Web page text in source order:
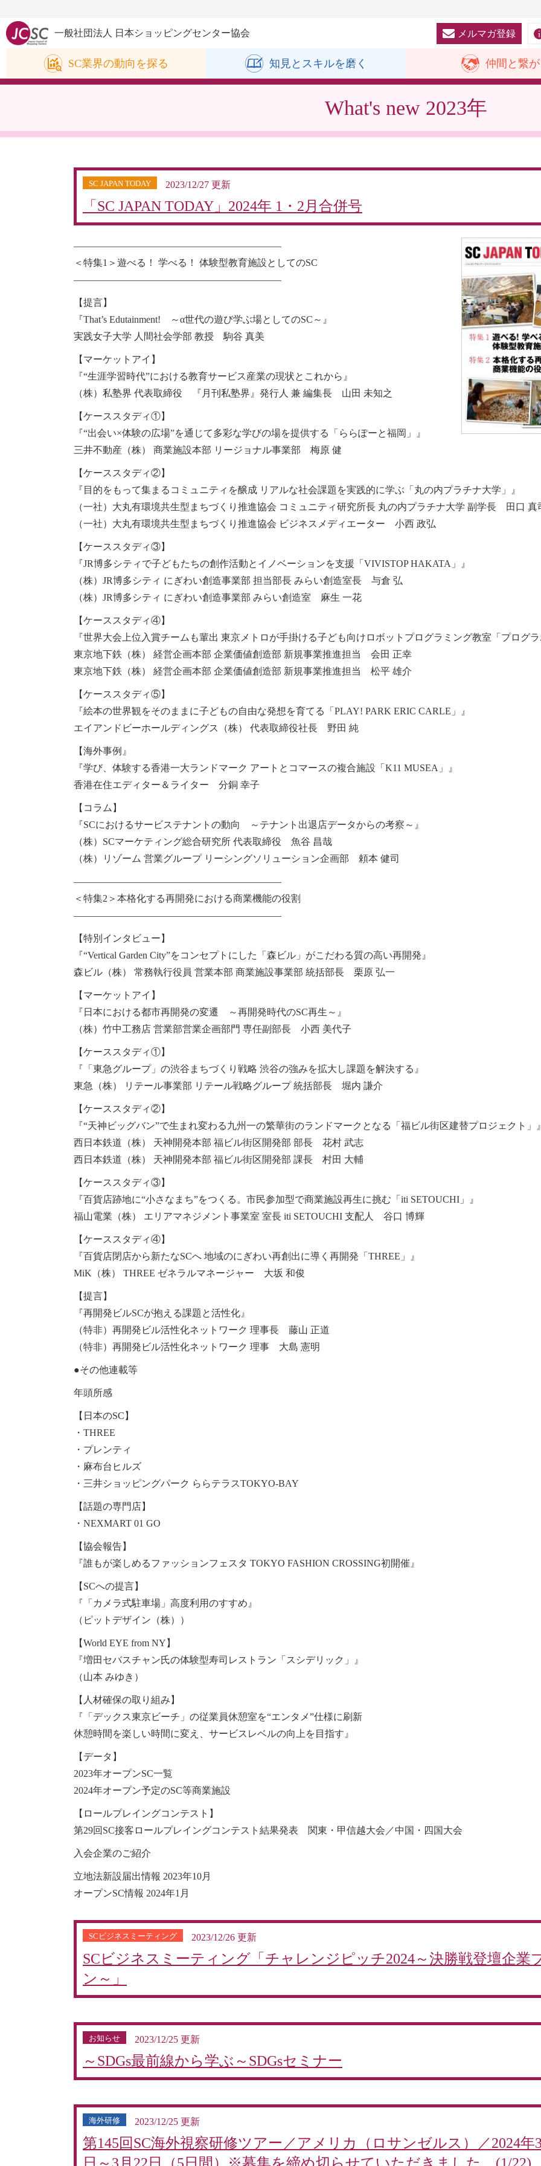
一般社団法人 日本ショッピングセンター協会 メルマガ登録
SC業界の動向を探る 知見と スキルを磨く 仲間と 繋
What's new 2023年
SC JAPAN TODAY 2023/12/27 更新
「SC JAPAN TODAY」2024年 1・2月合併号
—————————————————————–
＜特集1＞遊べる！ 学べる！ 体験型教育施設としてのSC
—————————————————————–
【提言】
『That’s Edutainment! ～α世代の遊び学ぶ場としてのSC～』
実践女子大学 人間社会学部 教授 駒谷 真美
【マーケットアイ】
『“生涯学習時代”における教育サービス産業の現状とこれから』
（株）私塾界 代表取締役 『月刊私塾界』発行人 兼 編集長 山田 未知之
【ケーススタディ①】
『“出会い×体験の広場”を通じて多彩な学びの場を提供する「ららぽーと福岡」』
三井不動産（株） 商業施設本部 リージョナル事業部 梅原 健
【ケーススタディ②】
『目的をもって集まるコミュニティを醸成 リアルな社会課題を実践的に学ぶ「丸の内プラチナ大学」』
（一社）大丸有環境共生型まちづくり推進協会 コミュニティ研究所長 丸の内プラチナ大学 副学長 田口 真
（一社）大丸有環境共生型まちづくり推進協会 ビジネスメディエーター 小西 政弘
【ケーススタディ③】
『JR博多シティで子どもたちの創作活動とイノベーションを支援「VIVISTOP HAKATA」』
（株）JR博多シティ にぎわい創造事業部 担当部長 みらい創造室長 与倉 弘
（株）JR博多シティ にぎわい創造事業部 みらい創造室 麻生 一花
【ケーススタディ④】
『世界大会上位入賞チームも輩出 東京メトロが手掛ける子ども向けロボットプログラミング教室「プログ
東京地下鉄（株） 経営企画本部 企業価値創造部 新規事業推進担当 会田 正幸
東京地下鉄（株） 経営企画本部 企業価値創造部 新規事業推進担当 松平 雄介
【ケーススタディ⑤】
『絵本の世界観をそのままに子どもの自由な発想を育てる「PLAY! PARK ERIC CARLE」』
エイアンドビーホールディングス（株） 代表取締役社長 野田 純
【海外事例』
『学び、体験する香港一大ランドマーク アートとコマースの複合施設「K11 MUSEA」』
香港在住エディター＆ライター 分銅 幸子
【コラム】
『SCにおけるサービステナントの動向 ～テナント出退店データからの考察～』
（株）SCマーケティング総合研究所 代表取締役 魚谷 昌哉
（株）リゾーム 営業グループ リーシングソリューション企画部 頼本 健司
—————————————————————–
＜特集2＞本格化する再開発における商業機能の役割
—————————————————————–
【特別インタビュー】
『“Vertical Garden City”をコンセプトにした「森ビル」がこだわる質の高い再開発』
森ビル（株） 常務執行役員 営業本部 商業施設事業部 統括部長 栗原 弘一
【マーケットアイ】
『日本における都市再開発の変遷 ～再開発時代のSC再生～』
（株）竹中工務店 営業部営業企画部門 専任副部長 小西 美代子
【ケーススタディ①】
『「東急グループ」の渋谷まちづくり戦略 渋谷の強みを拡大し課題を解決する』
東急（株） リテール事業部 リテール戦略グループ 統括部長 堀内 謙介
【ケーススタディ②】
『“天神ビッグバン”で生まれ変わる九州一の繁華街のランドマークとなる「福ビル街区建替プロジェクト」
西日本鉄道（株） 天神開発本部 福ビル街区開発部 部長 花村 武志
西日本鉄道（株） 天神開発本部 福ビル街区開発部 課長 村田 大輔
【ケーススタディ③】
『百貨店跡地に“小さなまち”をつくる。市民参加型で商業施設再生に挑む「iti SETOUCHI」』
福山電業（株） エリアマネジメント事業室 室長 iti SETOUCHI 支配人 谷口 博輝
【ケーススタディ④】
『百貨店閉店から新たなSCへ 地域のにぎわい再創出に導く再開発「THREE」』
MiK（株） THREE ゼネラルマネージャー 大坂 和俊
【提言】
『再開発ビルSCが抱える課題と活性化』
（特非）再開発ビル活性化ネットワーク 理事長 藤山 正道
（特非）再開発ビル活性化ネットワーク 理事 大島 憲明
●その他連載等
年頭所感
【日本のSC】
・THREE
・プレンティ
・麻布台ヒルズ
・三井ショッピングパーク ららテラスTOKYO-BAY
【話題の専門店】
・NEXMART 01 GO
【協会報告】
『誰もが楽しめるファッションフェスタ TOKYO FASHION CROSSING初開催』
【SCへの提言】
『「カメラ式駐車場」高度利用のすすめ』
（ピットデザイン（株））
【World EYE from NY】
『増田セバスチャン氏の体験型寿司レストラン「スシデリック」』
（山本 みゆき）
【人材確保の取り組み】
『「デックス東京ビーチ」の従業員休憩室を“エンタメ”仕様に刷新
休憩時間を楽しい時間に変え、サービスレベルの向上を目指す』
【データ】
2023年オープンSC一覧
2024年オープン予定のSC等商業施設
【ロールプレイングコンテスト】
第29回SC接客ロールプレイングコンテスト結果発表 関東・甲信越大会／中国・四国大会
入会企業のご紹介
立地法新設届出情報 2023年10月
オープンSC情報 2024年1月
SCビジネスミーティング 2023/12/26 更新
SCビジネスミーティング「チャレンジピッチ2024～決勝戦登壇企業
ン～」
お知らせ 2023/12/25 更新
～SDGs最前線から学ぶ～SDGsセミナー
海外研修 2023/12/25 更新
第145回SC海外視察研修ツアー／アメリカ（ロサンゼルス）／2024年